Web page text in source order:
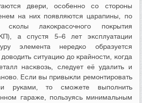
двери, особенно со стороны
на них появляются царапины, по
сколы лакокрасочного покрытия
а спустя 5–6 лет эксплуатации
элемента нередко образуется
ситуацию до крайности, когда
насквозь, следует её удалить и
Если вы привыкли ремонтировать
руками, то сможете выполнить
гараже, пользуясь минимальным